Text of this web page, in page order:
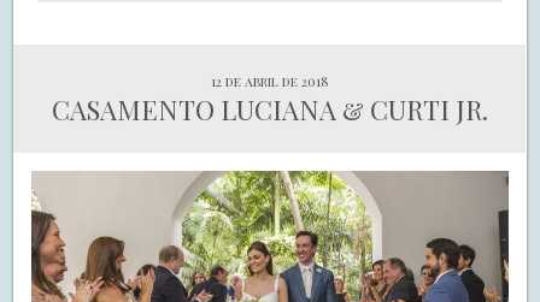
12 de abril de 2018
CASAMENTO LUCIANA & CURTI JR.